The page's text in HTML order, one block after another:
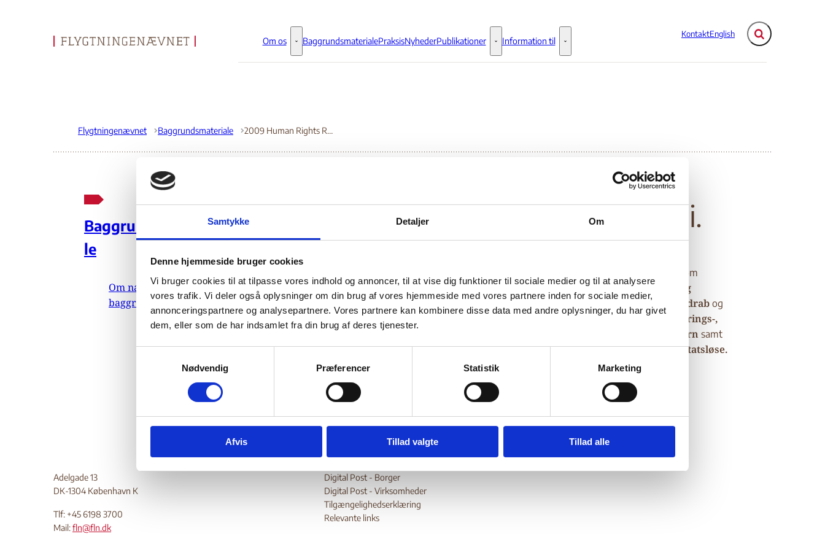
Samtykke Detaljer Om
Denne hjemmeside bruger cookies
Vi bruger cookies til at tilpasse vores indhold og annoncer, til at vise dig funktioner til sociale medier og til at analysere
vores trafik. Vi deler også oplysninger om din brug af vores hjemmeside med vores partnere inden for sociale medier,
annonceringspartnere og analysepartnere. Vores partnere kan kombinere disse data med andre oplysninger, du har givet
dem, eller som de har indsamlet fra din brug af deres tjenester.
v
a
Nødvendig Præferencer Statistik Marketing
Afvis Tillad valgte Tillad alle
Gå til forsiden
KontaktEnglish Fold søgefelt ud
Om os Om os - Flere links
BaggrundsmaterialePraksisNyhederPublikationer Publikationer - Flere links
Information til Information til - Flere links
Flygtningenævnet Baggrundsmateriale 2009 Human Rights Report: Burundi.
Baggrundsmateria
le
Om nævnets
baggrundsmateriale
2009 Human Rights Report: Burundi.
Indeholder oplysninger om den politiske og menneskeretlige situation, herunder om valget i 2005 samt om
fredsaftalen. Videre oplysninger om retssystemet,herunder oplysninger om adgang til enretfærdig
rettergang, om fængselsforhold, forsvindinger, arbitrære anholdelser udenretlige drab og
om fængslinger . Desuden oplysninger om anvendelse af . Endvidere oplysninger om
presse-, ytrings-,
religions-, forsamlings-, og foreningsfrihed
børn samt
ommenneskehandel.Ydermere oplysninger ominternt fordrevne,ombevægelsesfrihedog omstatsløse.
Adelgade 13
DK-1304 København K
Tlf: +45 6198 3700
Mail:fln@fln.dk
Digital Post - Borger
Digital Post - Virksomheder
Tilgængelighedserklæring
Relevante links